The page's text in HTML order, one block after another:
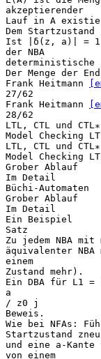
akzeptierender
Lauf in A
Dem
Ist |δ(z, a)| = 1
der NBA
deterministische
Der Menge der
Frank Heitmann
27/62
Frank Heitmann
28/62
LTL, CTL und CTL∗
Model Checking
LTL, CTL und CTL∗
Model Checking
Grober Ablauf
Im Detail
Büchi-Automaten
Grober Ablauf
Im Detail
Ein Beispiel
Satz
Zu jedem NBA
äquivalenter
einem
Zustand mehr).
Ein DBA für L1 =
a
/ z0 j
Beweis.
Wie bei NFAs:
Startzustand
und eine a-Kante
von einem